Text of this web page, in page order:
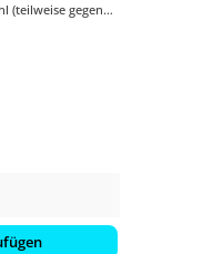
(teilweise gegen